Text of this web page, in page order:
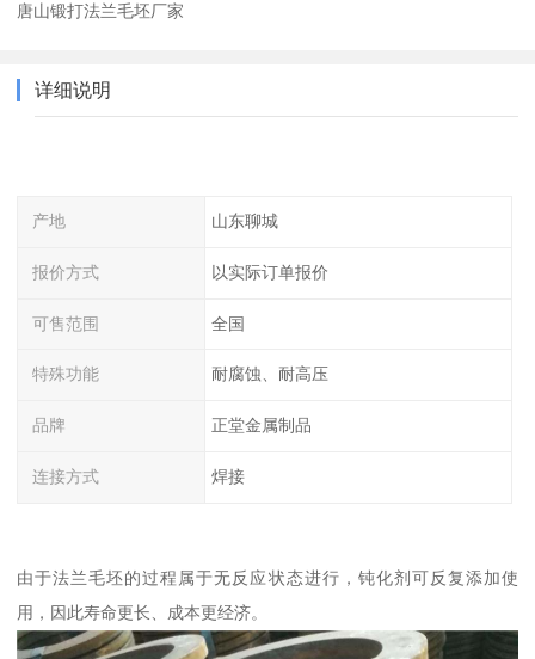
唐山锻打法兰毛坯厂家
详细说明
产地 山东聊城
报价方式 以实际订单报价
可售范围 全国
特殊功能 耐腐蚀、耐高压
品牌 正堂金属制品
连接方式 焊接
由于法兰毛坯的过程属于无反应状态进行，钝化剂可反复添加使
用，因此寿命更长、成本更经济。